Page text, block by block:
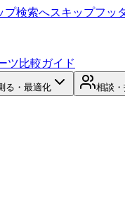
プ検索へスキップフッ
ツ比較ガイド
る・最適化 相談